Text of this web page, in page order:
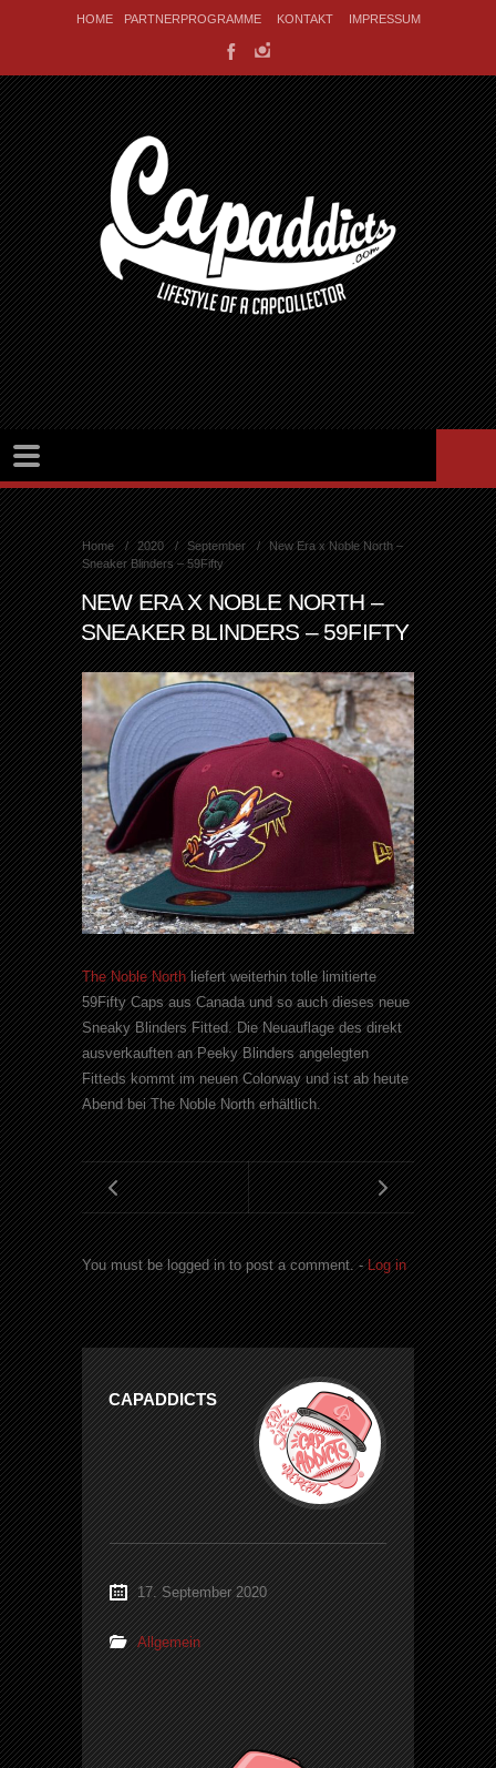
HOME PARTNERPROGRAMME KONTAKT IMPRESSUM
Home 2020 September
New Era x Noble North –
Sneaker Blinders – 59Fifty
NEW ERA X NOBLE NORTH –
SNEAKER BLINDERS – 59FIFTY
The Noble Northliefert weiterhin tolle limitierte
59Fifty Caps aus Canada und so auch dieses neue
Sneaky Blinders Fitted. Die Neuauflage des direkt
ausverkauften an Peeky Blinders angelegten
Fitteds kommt im neuen Colorway und ist ab heute
Abend bei The Noble North erhältlich.
You must be logged in to post a comment. -Log in
CAPADDICTS
17. September 2020
Allgemein